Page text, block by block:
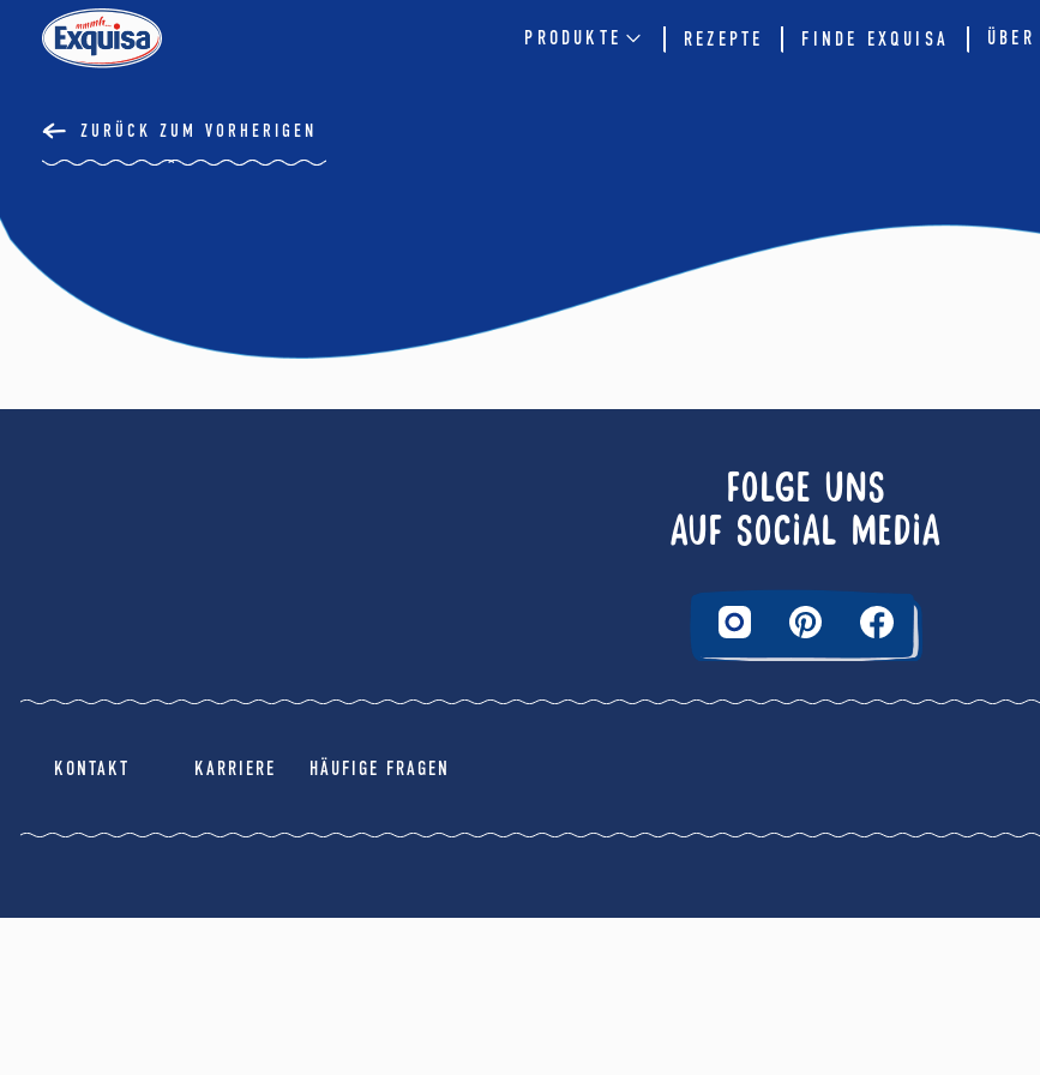
PRODUKTE REZEPTE FINDE EXQUISA
ZURÜCK ZUM VORHERIGEN
FOLGE UNS
AUF SOCIAL MEDIA
KONTAKT KARRIERE HÄUFIGE FRAGEN